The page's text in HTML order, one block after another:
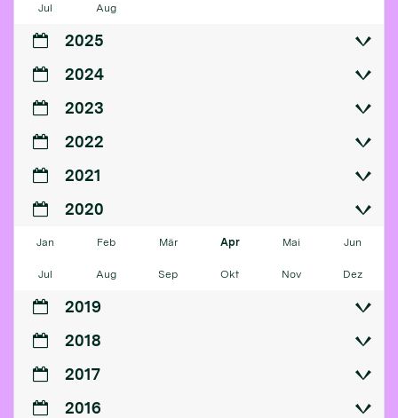
Jul Aug
2025
2024
2023
2022
2021
2020
Jan Feb Mär Apr Mai Jun
Jul Aug Sep Okt Nov Dez
2019
2018
2017
2016